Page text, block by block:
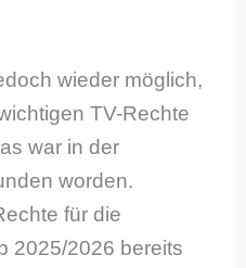
wieder möglich,
TV-Rechte
war in der
worden.
für die
2025/2026 bereits